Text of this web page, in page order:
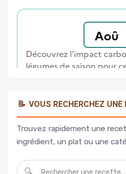
📝 VOUS RECHERCHEZ UNE
Trouvez rapidement une
ingrédient, un plat ou une